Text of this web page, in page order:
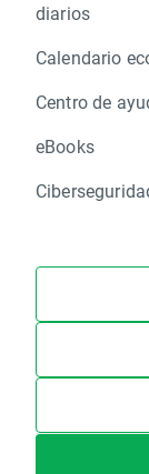
diarios
Calendario
Centro de
eBooks